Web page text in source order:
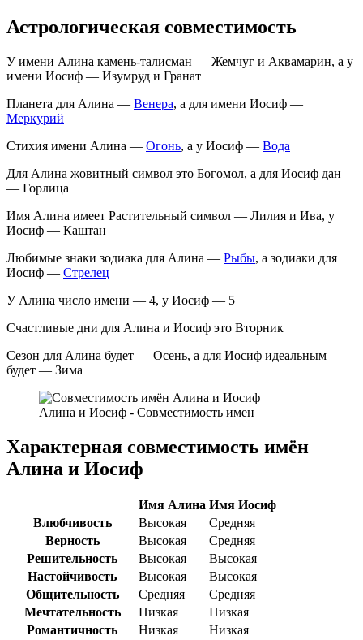
Астрологическая совместимость
У имени Алина камень-талисман — Жемчуг и Аквамарин, а у
имени Иосиф — Изумруд и Гранат
Планета для Алина — Венера, а для имени Иосиф —
Меркурий
Стихия имени Алина — Огонь, а у Иосиф — Вода
Для Алина жовитный символ это Богомол, а для Иосиф дан
— Горлица
Имя Алина имеет Растительный символ — Лилия и Ива, у
Иосиф — Каштан
Любимые знаки зодиака для Алина — Рыбы, а зодиаки для
Иосиф — Стрелец
У Алина число имени — 4, у Иосиф — 5
Счастливые дни для Алина и Иосиф это Вторник
Сезон для Алина будет — Осень, а для Иосиф идеальным
будет — Зима
Алина и Иосиф - Совместимость имен
Характерная совместимость имён
Алина и Иосиф
Имя Алина Имя Иосиф
Влюбчивость
Высокая
Средняя
Верность
Высокая
Средняя
Решительность
Высокая
Высокая
Настойчивость
Высокая
Высокая
Общительность
Средняя
Средняя
Мечтательность
Низкая
Низкая
Романтичность
Низкая Низкая